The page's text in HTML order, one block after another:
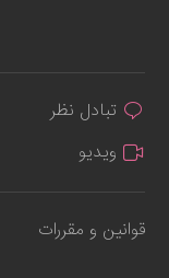
تبادل نظر
ویدیو
قوانین و مقررات